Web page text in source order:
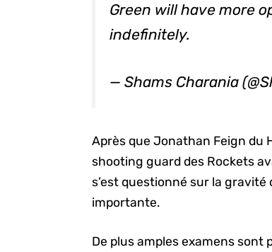
Green will have more
indefinitely.
— Shams Charania
Après que Jonathan Feign du
shooting guard des Rockets
s’est questionné sur la gravité
importante.
De plus amples examens sont